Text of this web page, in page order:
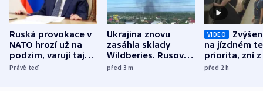
Ruská provokace v
NATO hrozí už na
podzim, varují tajné
služby USA
Právě teď
Ukrajina znovu
zasáhla sklady
Wildberies. Rusové
útočili v Charkovské
před 3m
VIDEO
na jízdném
priorita, zní z
před 2h